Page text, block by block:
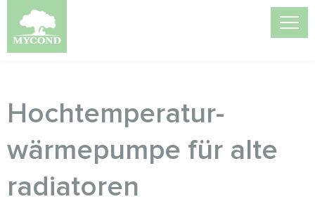
Hochtemperatur-
wärmepumpe für alte
radiatoren